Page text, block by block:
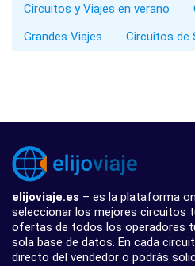
Circuitos y Viajes en verano
Grandes Viajes
Circuitos de
elijoviaje.es – es la plataforma
seleccionar los mejores circuitos
ofertas de todos los operadores
sola base de datos. En cada
directo del vendedor o podrás